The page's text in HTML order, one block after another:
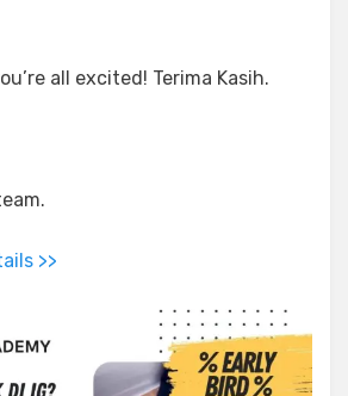
all excited! Terima Kasih.
>>